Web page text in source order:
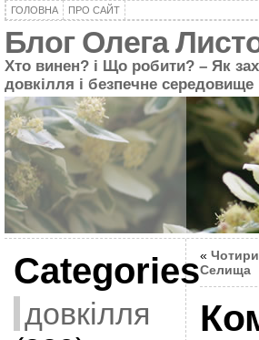
ГОЛОВНА ПРО САЙТ
Блог Олега
Хто винен? і Що робити? – Як
довкілля і безпечне середовище
Categories
довкілля
«
Селища